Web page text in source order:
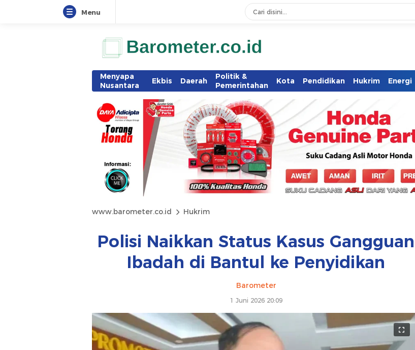
Menu
Menyapa
Nusantara
Ekbis Daerah
Politik &
Pemerintahan
Kota Pendidikan Hukrim Energi
www.barometer.co.id Hukrim
Polisi Naikkan Status Kasus Gangguan
Ibadah di Bantul ke Penyidikan
Barometer
1 Juni 2026 20:09